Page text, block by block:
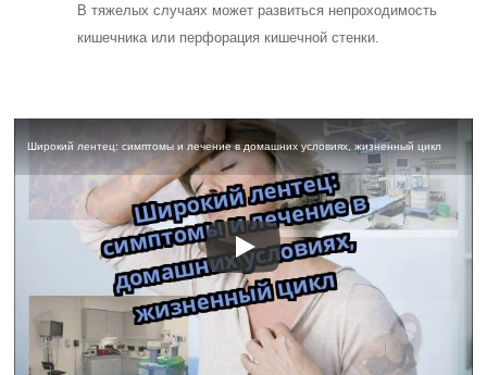
В тяжелых случаях может развиться непроходимость
кишечника или перфорация кишечной стенки.
Широкий лентец: симптомы и лечение в домашних условиях, жизненный цикл